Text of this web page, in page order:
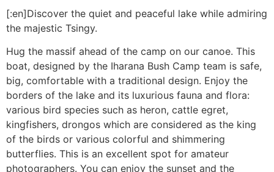
[:en]Discover the quiet and peaceful lake while admiring
the majestic Tsingy.
Hug the massif ahead of the camp on our canoe. This
boat, designed by the Iharana Bush Camp team is safe,
big, comfortable with a traditional design. Enjoy the
borders of the lake and its luxurious fauna and flora:
various bird species such as heron, cattle egret,
kingfishers, drongos which are considered as the king
of the birds or various colorful and shimmering
butterflies. This is an excellent spot for amateur
photographers. You can enjoy the sunset and the